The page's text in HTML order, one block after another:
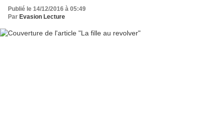
Publié le 14/12/2016 à 05:49
Par Evasion Lecture